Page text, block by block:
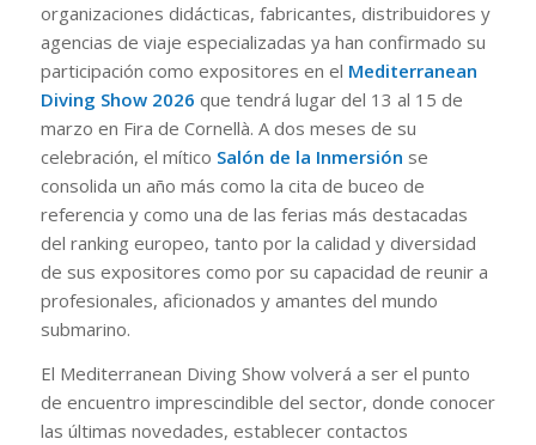
organizaciones didácticas, fabricantes, distribuidores y
agencias de viaje especializadas ya han confirmado su
participación como expositores en el Mediterranean
Diving Show 2026 que tendrá lugar del 13 al 15 de
marzo en Fira de Cornellà. A dos meses de su
celebración, el mítico Salón de la Inmersión se
consolida un año más como la cita de buceo de
referencia y como una de las ferias más destacadas
del ranking europeo, tanto por la calidad y diversidad
de sus expositores como por su capacidad de reunir a
profesionales, aficionados y amantes del mundo
submarino.
El Mediterranean Diving Show volverá a ser el punto
de encuentro imprescindible del sector, donde conocer
las últimas novedades, establecer contactos